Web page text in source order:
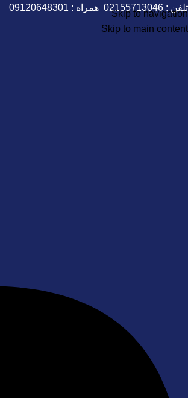
Skip to navigation
Skip to main content
تلفن : 02155713046 همراه : 09120648301